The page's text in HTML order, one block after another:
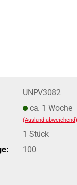
UNPV3082
ca. 1 Woche
(Ausland abweichend)
1 Stück
100